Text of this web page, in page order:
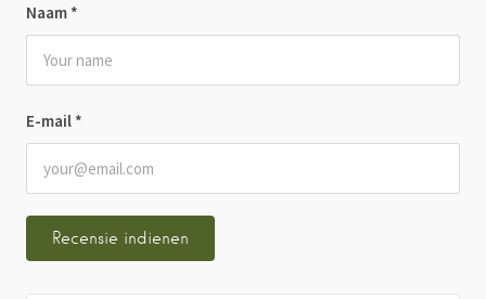
Naam *
E-mail *